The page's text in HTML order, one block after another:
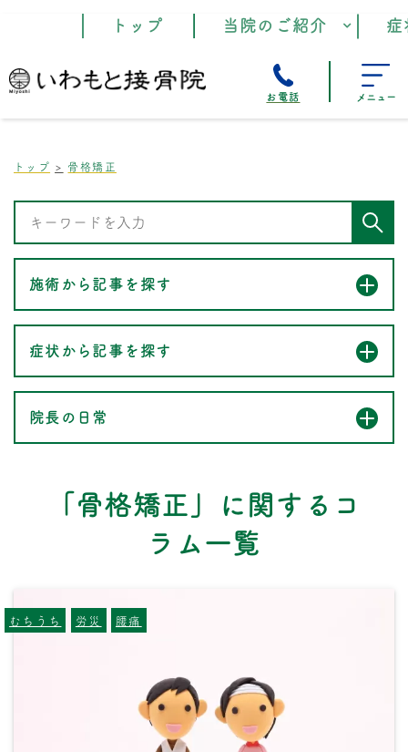
トップ 当院のご紹介
お電話 メニュー
トップ 骨格矯正
施術から記事を探す
症状から記事を探す
院長の日常
「骨格矯正」に関するコ
ラム一覧
むちうち 労災 腰痛